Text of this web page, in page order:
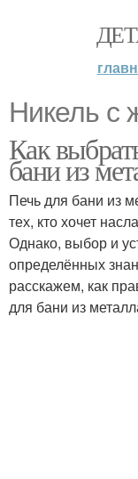
Никель с
Как
бани из
Печь для бани из
тех, кто хочет
Однако, выбор и
определённых
расскажем, как
для бани из